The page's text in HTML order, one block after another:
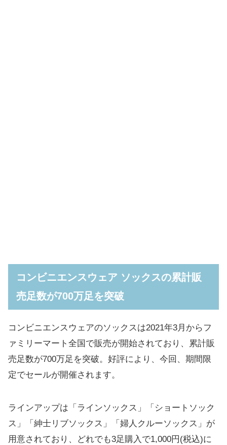
コンビニエンスウェア ソックスの累計販
売足数が700万足を突破
コンビニエンスウェアのソックスは2021年3月からフ
ァミリーマート全国で販売が開始されており、累計販
売足数が700万足を突破。好評により、今回、期間限
定でセールが開催されます。
ラインアップは「ラインソックス」「ショートソック
ス」「紳士リブソックス」「婦人クルーソックス」が
用意されており、どれでも3足購入で1,000円(税込)に